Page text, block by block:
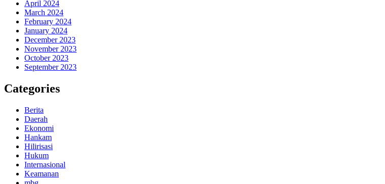
April 2024
March 2024
February 2024
January 2024
December 2023
November 2023
October 2023
September 2023
Categories
Berita
Daerah
Ekonomi
Hankam
Hilirisasi
Hukum
Internasional
Keamanan